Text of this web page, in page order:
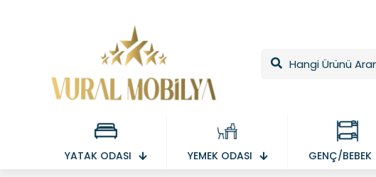
YATAK ODASI YEMEK ODASI GENÇ/BEBEK